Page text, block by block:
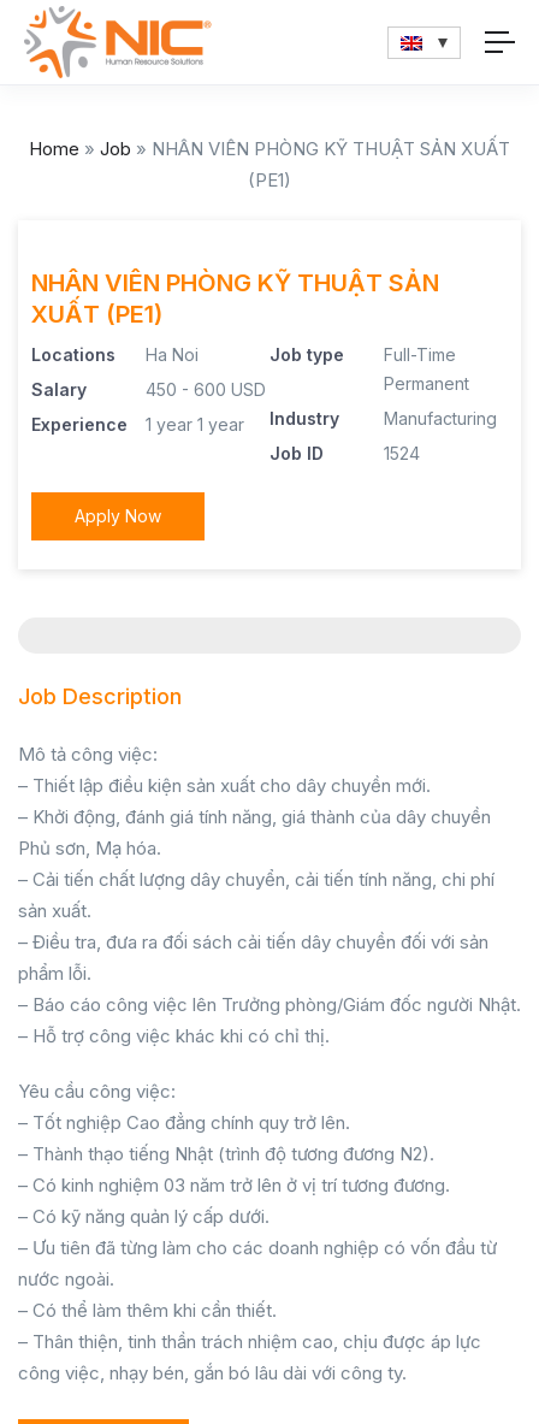
Home » Job » NHÂN VIÊN PHÒNG KỸ THUẬT SẢN XUẤT
(PE1)
NHÂN VIÊN PHÒNG KỸ THUẬT SẢN
XUẤT (PE1)
Locations
Ha Noi
Salary
450 - 600 USD
Experience
1 year 1 year
Job type
Full-Time
Permanent
Industry
Manufacturing
Job ID
1524
Apply Now
Job Description
Mô tả công việc:
– Thiết lập điều kiện sản xuất cho dây chuyền mới.
– Khởi động, đánh giá tính năng, giá thành của dây chuyền
Phủ sơn, Mạ hóa.
– Cải tiến chất lượng dây chuyển, cải tiến tính năng, chi phí
sản xuất.
– Điều tra, đưa ra đối sách cải tiến dây chuyền đối với sản
phẩm lỗi.
– Báo cáo công việc lên Trưởng phòng/Giám đốc người Nhật.
– Hỗ trợ công việc khác khi có chỉ thị.
Yêu cầu công việc:
– Tốt nghiệp Cao đẳng chính quy trở lên.
– Thành thạo tiếng Nhật (trình độ tương đương N2).
– Có kinh nghiệm 03 năm trở lên ở vị trí tương đương.
– Có kỹ năng quản lý cấp dưới.
– Ưu tiên đã từng làm cho các doanh nghiệp có vốn đầu từ
nước ngoài.
– Có thể làm thêm khi cần thiết.
– Thân thiện, tinh thần trách nhiệm cao, chịu được áp lực
công việc, nhạy bén, gắn bó lâu dài với công ty.